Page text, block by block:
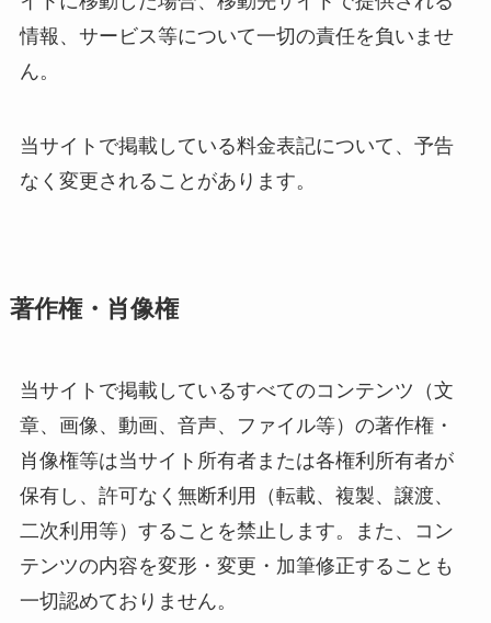
情報、サービス等について一切の責任を負いませ
ん。
当サイトで掲載している料金表記について、予告
なく変更されることがあります。
著作権・肖像権
当サイトで掲載しているすべてのコンテンツ（文
章、画像、動画、音声、ファイル等）の著作権・
肖像権等は当サイト所有者または各権利所有者が
保有し、許可なく無断利用（転載、複製、譲渡、
二次利用等）することを禁止します。また、コン
テンツの内容を変形・変更・加筆修正することも
一切認めておりません。